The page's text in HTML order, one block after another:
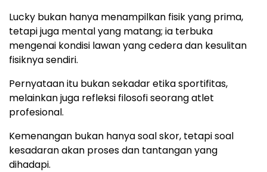
Lucky bukan hanya menampilkan fisik yang prima,
tetapi juga mental yang matang; ia terbuka
mengenai kondisi lawan yang cedera dan kesulitan
fisiknya sendiri.
Pernyataan itu bukan sekadar etika sportifitas,
melainkan juga refleksi filosofi seorang atlet
profesional.
Kemenangan bukan hanya soal skor, tetapi soal
kesadaran akan proses dan tantangan yang
dihadapi.